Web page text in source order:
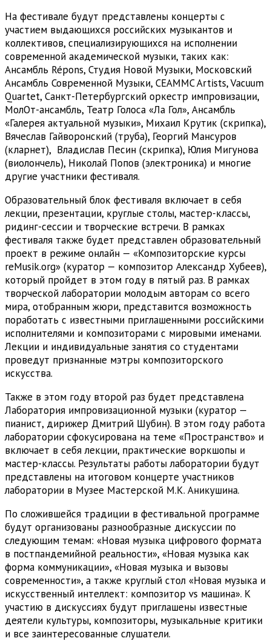
На фестивале будут представлены концерты с
участием выдающихся российских музыкантов и
коллективов, специализирующихся на исполнении
современной академической музыки, таких как:
Ансамбль Répons, Студия Новой Музыки, Московский
Ансамбль Современной Музыки, CEAMMC Artists, Vacuum
Quartet, Санкт-Петербургский оркестр импровизации,
МолОт-ансамбль, Театр Голоса «Ла Гол», Ансамбль
«Галерея актуальной музыки», Михаил Крутик (скрипка),
Вячеслав Гайворонский (труба), Георгий Мансуров
(кларнет), Владислав Песин (скрипка), Юлия Мигунова
(виолончель), Николай Попов (электроника) и многие
другие участники фестиваля.
Образовательный блок фестиваля включает в себя
лекции, презентации, круглые столы, мастер-классы,
ридинг-сессии и творческие встречи. В рамках
фестиваля также будет представлен образовательный
проект в режиме онлайн — «Композиторские курсы
reMusik.org» (куратор — композитор Александр Хубеев),
который пройдет в этом году в пятый раз. В рамках
творческой лаборатории молодым авторам со всего
мира, отобранным жюри, представится возможность
поработать с известными приглашенными российскими
исполнителями и композиторами с мировыми именами.
Лекции и индивидуальные занятия со студентами
проведут признанные мэтры композиторского
искусства.
Также в этом году второй раз будет представлена
Лаборатория импровизационной музыки (куратор —
пианист, дирижер Дмитрий Шубин). В этом году работа
лаборатории сфокусирована на теме «Пространство» и
включает в себя лекции, практические воркшопы и
мастер-классы. Результаты работы лаборатории будут
представлены на итоговом концерте участников
лаборатории в Музее Мастерской М.К. Аникушина.
По сложившейся традиции в фестивальной программе
будут организованы разнообразные дискуссии по
следующим темам: «Новая музыка цифрового формата
в постпандемийной реальности», «Новая музыка как
форма коммуникации», «Новая музыка и вызовы
современности», а также круглый стол «Новая музыка и
искусственный интеллект: композитор vs машина». К
участию в дискуссиях будут приглашены известные
деятели культуры, композиторы, музыкальные критики
и все заинтересованные слушатели.